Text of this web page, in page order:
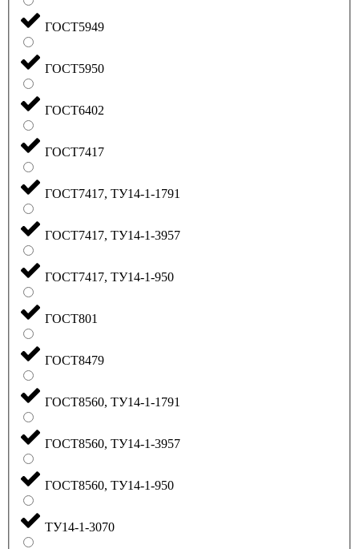
ГОСТ5949
ГОСТ5950
ГОСТ6402
ГОСТ7417
ГОСТ7417, ТУ14-1-1791
ГОСТ7417, ТУ14-1-3957
ГОСТ7417, ТУ14-1-950
ГОСТ801
ГОСТ8479
ГОСТ8560, ТУ14-1-1791
ГОСТ8560, ТУ14-1-3957
ГОСТ8560, ТУ14-1-950
ТУ14-1-3070